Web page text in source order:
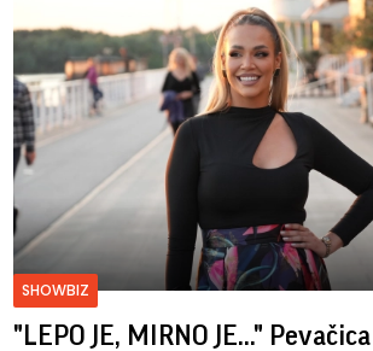
SHOWBIZ
"LEPO JE, MIRNO JE..."